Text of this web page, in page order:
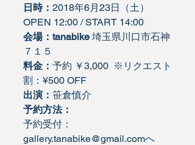
日時： 2018年6月23日（土）
OPEN 12:00 / START 14:00
会場： tanabike 埼玉県川口市石神
７１５
料金： 予約 ￥3,000  ※リクエスト
割：¥500 OFF
出演： 笹倉慎介
予約方法：
予約受付：
gallery.tanabike@gmail.comへ